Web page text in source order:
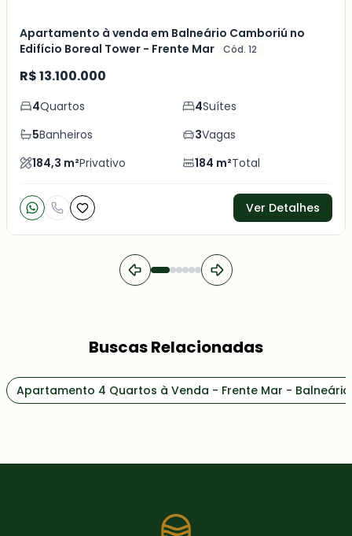
Apartamento à venda em Balneário Camboriú no
Edifício Boreal Tower - Frente Mar
Cód. 12
R$ 13.100.000
4Quartos 4Suítes
5Banheiros 3Vagas
184,3 m²Privativo 184 m²Total
Ver Detalhes
Buscas Relacionadas
Apartamento 4 Quartos à Venda - Frente Mar -